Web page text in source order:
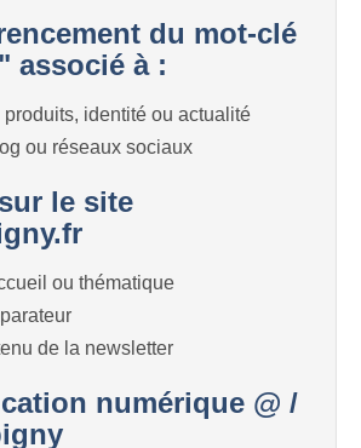
du mot-clé
associé à :
produits, identité ou actualité
ou réseaux sociaux
le site
ou thématique
de la newsletter
numérique @ /